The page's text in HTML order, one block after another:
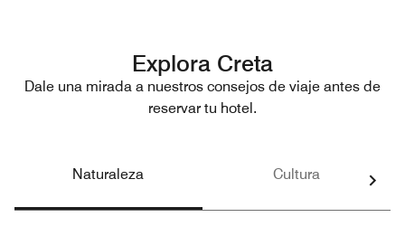
Explora Creta
Dale una mirada a nuestros consejos de viaje antes de
reservar tu hotel.
Naturaleza Cultura